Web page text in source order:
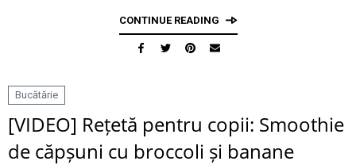
CONTINUE READING
Bucătărie
[VIDEO] Rețetă pentru copii: Smoothie
de căpșuni cu broccoli și banane